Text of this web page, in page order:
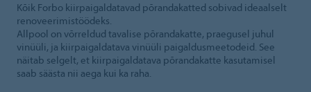
Kõik Forbo kiirpaigaldatavad põrandakatted sobivad ideaalselt
renoveerimistöödeks.
Allpool on võrreldud tavalise põrandakatte, praegusel juhul
vinüüli, ja kiirpaigaldatava vinüüli paigaldusmeetodeid. See
näitab selgelt, et kiirpaigaldatava põrandakatte kasutamisel
saab säästa nii aega kui ka raha.